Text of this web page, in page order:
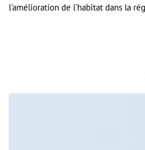
l'amélioration de l'habitat dans la